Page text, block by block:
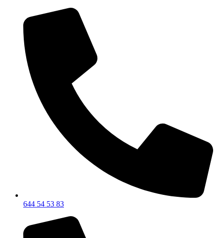
644 54 53 83